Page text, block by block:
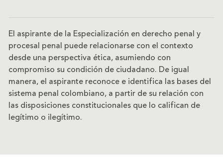
El aspirante de la Especialización en derecho penal y
procesal penal puede relacionarse con el contexto
desde una perspectiva ética, asumiendo con
compromiso su condición de ciudadano. De igual
manera, el aspirante reconoce e identifica las bases del
sistema penal colombiano, a partir de su relación con
las disposiciones constitucionales que lo califican de
legítimo o ilegítimo.